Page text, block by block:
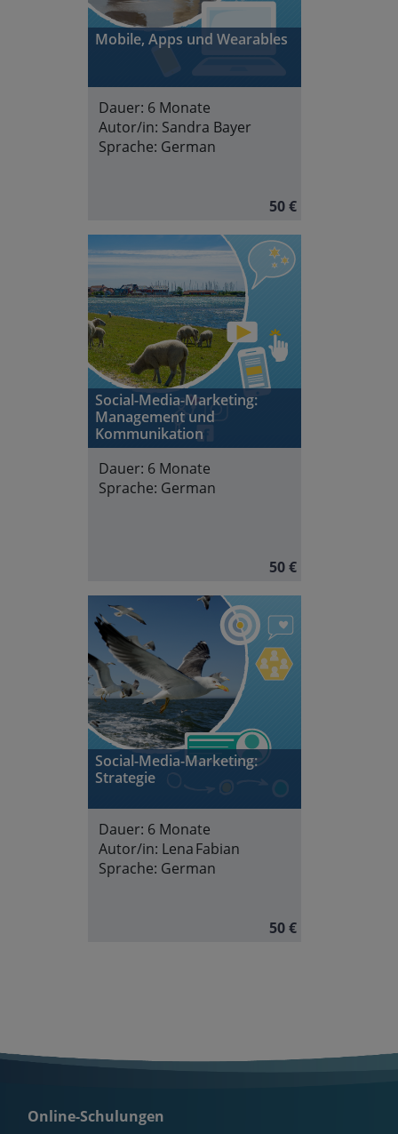
Mobile, Apps und Wearables
Dauer: 6 Monate
Autor/in: Sandra Bayer
Sprache: German
50 €
Social-Media-Marketing:
Management und
Kommunikation
Dauer: 6 Monate
Sprache: German
50 €
Social-Media-Marketing:
Strategie
Dauer: 6 Monate
Autor/in: Lena Fabian
Sprache: German
50 €
Online-Schulungen